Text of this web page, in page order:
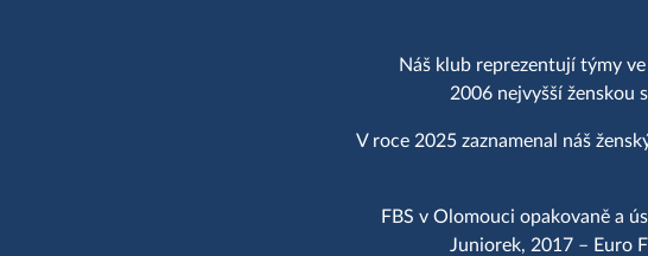
Náš klub reprezentují týmy
2006 nejvyšší ženskou
V roce 2025 zaznamenal náš
FBS v Olomouci opakovaně a
Juniorek, 2017 – Euro